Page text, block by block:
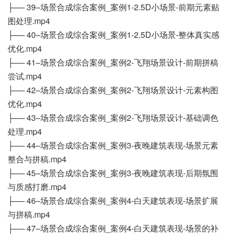
├── 39–场景合成综合案例_案例1-2.5D小场景-前期元素贴
图处理.mp4
├── 40–场景合成综合案例_案例1-2.5D小场景-整体真实感
优化.mp4
├── 41–场景合成综合案例_案例2-飞翔场景设计-前期拼稿
尝试.mp4
├── 42–场景合成综合案例_案例2-飞翔场景设计-元素构图
优化.mp4
├── 43–场景合成综合案例_案例2-飞翔场景设计-基础调色
处理.mp4
├── 44–场景合成综合案例_案例3-夜晚建筑表现-场景元素
整合与拼稿.mp4
├── 45–场景合成综合案例_案例3-夜晚建筑表现-后期氛围
与质感打磨.mp4
├── 46–场景合成综合案例_案例4-白天建筑表现-场景扩展
与拼稿.mp4
├── 47–场景合成综合案例_案例4-白天建筑表现-场景的补